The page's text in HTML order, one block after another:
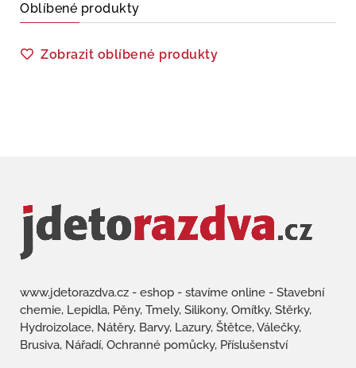
Oblíbené produkty
Zobrazit oblíbené produkty
www.jdetorazdva.cz - eshop - stavíme online - Stavební
chemie, Lepidla, Pěny, Tmely, Silikony, Omítky, Stěrky,
Hydroizolace, Nátěry, Barvy, Lazury, Štětce, Válečky,
Brusiva, Nářadí, Ochranné pomůcky, Příslušenství